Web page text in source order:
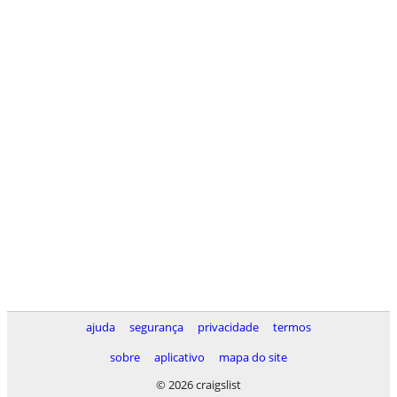
ajuda segurança privacidade
termos
sobre
aplicativo
mapa do site
© 2026 craigslist